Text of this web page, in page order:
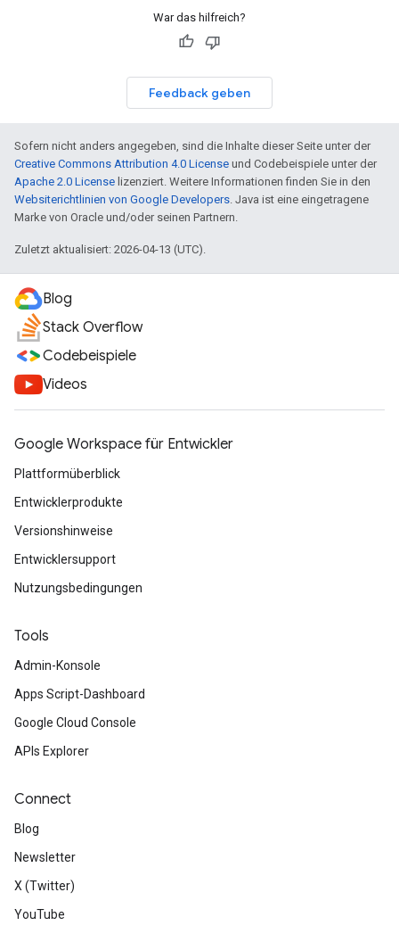
War das hilfreich?
Feedback geben
Sofern nicht anders angegeben, sind die Inhalte dieser Seite unter der
Creative Commons Attribution 4.0 License und Codebeispiele unter der
Apache 2.0 License lizenziert. Weitere Informationen finden Sie in den
Websiterichtlinien von Google Developers. Java ist eine eingetragene
Marke von Oracle und/oder seinen Partnern.
Zuletzt aktualisiert: 2026-04-13 (UTC).
Blog
Stack Overflow
Codebeispiele
Videos
Google Workspace für Entwickler
Plattformüberblick
Entwicklerprodukte
Versionshinweise
Entwicklersupport
Nutzungsbedingungen
Tools
Admin-Konsole
Apps Script-Dashboard
Google Cloud Console
APIs Explorer
Connect
Blog
Newsletter
X (Twitter)
YouTube